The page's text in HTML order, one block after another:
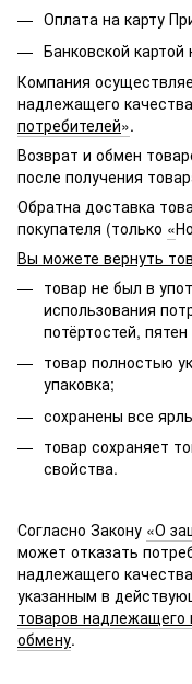
Оплата на карту
Банковской
Компания
надлежащего
потребителей».
Возврат и обмен
после получения
Обратна доставка
покупателя (только «
Вы можете вернуть
товар не был в
использования
потёртостей,
товар полностью
упаковка;
сохранены все
товар сохраняет
свойства.
Согласно Закону «О
может отказать
надлежащего
указанным в
товаров надлежащего
обмену.